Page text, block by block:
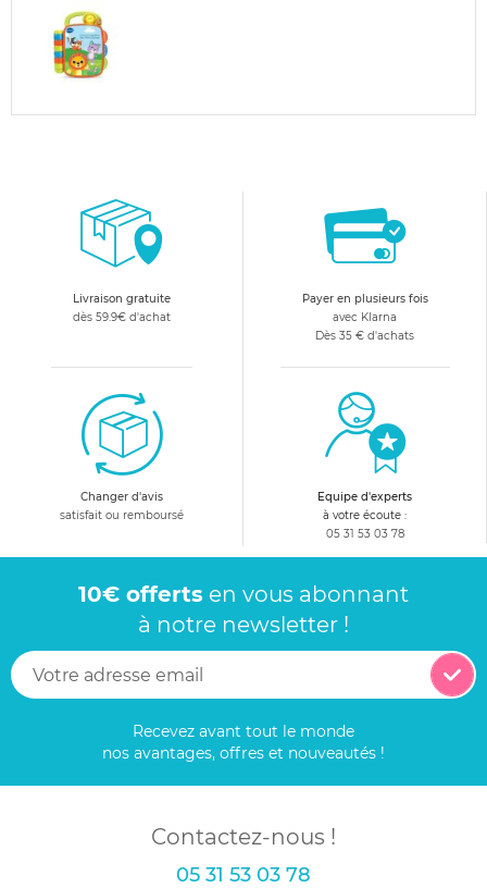
Livraison gratuite
dès 59.9€ d'achat
Payer en plusieurs fois
avec Klarna
Dès 35 € d'achats
Changer d'avis
satisfait ou remboursé
Equipe d'experts
à votre écoute :
05 31 53 03 78
10€ offerts en vous abonnant
à notre newsletter !
Recevez avant tout le monde
nos avantages, offres et nouveautés !
Contactez-nous !
05 31 53 03 78